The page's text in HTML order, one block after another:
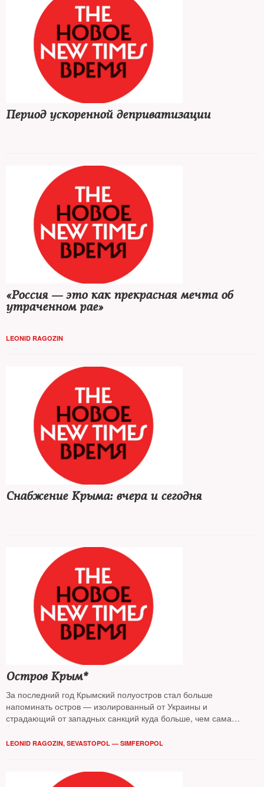
Период ускоренной деприватизации
«Россия — это как прекрасная мечта об
утраченном рае»
LEONID RAGOZIN
Снабжение Крыма: вчера и сегодня
Остров Крым*
За последний год Крымский полуостров стал больше
напоминать остров — изолированный от Украины и
страдающий от западных санкций куда больше, чем сама
LEONID RAGOZIN, SEVASTOPOL — SIMFEROPOL